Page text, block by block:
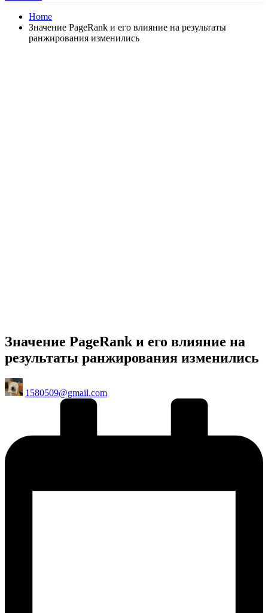
Home
Значение PageRank и его влияние на результаты
ранжирования изменились
Значение PageRank и его влияние на
результаты ранжирования изменились
Posted
by
1580509@gmail.com